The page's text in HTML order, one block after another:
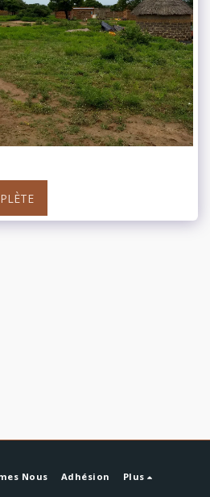
Nous Adhésion Plus